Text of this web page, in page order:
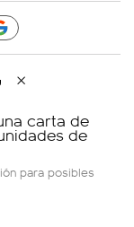
para posibles